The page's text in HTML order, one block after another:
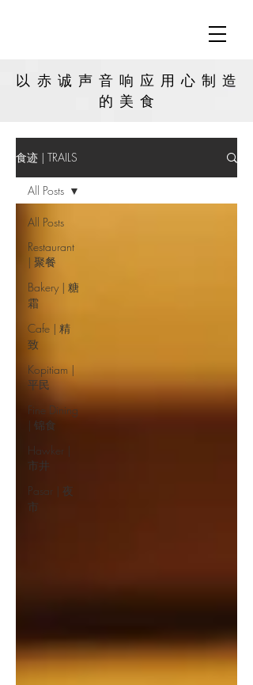
以赤诚声音响应用心制造
的 美食
食迹 | TRAILS
All Posts
Restaurant
| 聚餐
Bakery | 糖
霜
Cafe | 精
致
Kopitiam |
平民
Fine Dining
| 锦食
Hawker |
市井
Pasar | 夜
市
All Posts